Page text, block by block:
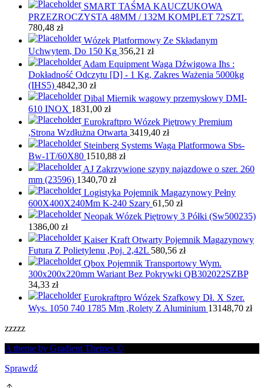
SMART TAŚMA KAUCZUKOWA
PRZEZROCZYSTA 48MM / 132M KOMPLET 72SZT.
780,48 zł
Wózek Platformowy Ze Składanym
Uchwytem, Do 150 Kg 356,21 zł
Adam Equipment Waga Dźwigowa Ihs :
Dokładność Odczytu [D] - 1 Kg, Zakres Ważenia 5000kg
(IHS5) 4842,30 zł
Dibal Miernik wagowy przemysłowy DMI-
610 INOX 1831,00 zł
Eurokraftpro Wózek Piętrowy Premium
,Strona Wzdłużna Otwarta 3419,40 zł
Steinberg Systems Waga Platformowa Sbs-
Bw-1T/60X80 1510,88 zł
AJ Zakrzywione szyny najazdowe o szer. 260
mm (23596) 1340,70 zł
Logistyka Pojemnik Magazynowy Pełny
600X400X240Mm K-240 Szary 61,50 zł
Neopak Wózek Piętrowy 3 Półki (Sw500235)
1386,00 zł
Kaiser Kraft Otwarty Pojemnik Magazynowy
Futura Z Polietylenu ,Poj. 2,42L 580,56 zł
Qbox Pojemnik Transportowy Wym.
300x200x220mm Wariant Bez Pokrywki QB302022SZBP
34,33 zł
Eurokraftpro Wózek Szafkowy Dł. X Szer.
Wys. 1050 740 1785 Mm ,Rolety Z Aluminium 13148,70 zł
zzzzz
A theme by Gradient Themes ©
Sprawdź